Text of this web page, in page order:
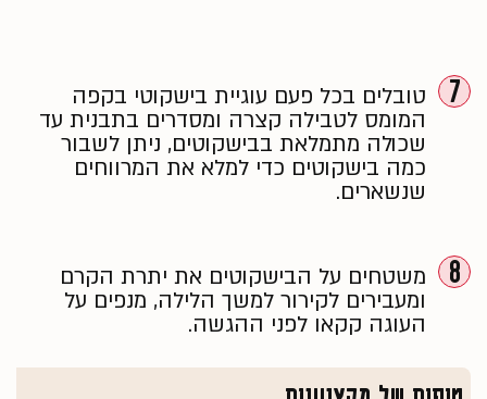
7
טובלים בכל פעם עוגיית בישקוטי בקפה
המומס לטבילה קצרה ומסדרים בתבנית עד
שכולה מתמלאת בבישקוטים, ניתן לשבור
כמה בישקוטים כדי למלא את המרווחים
שנשארים.
8
משטחים על הבישקוטים את יתרת הקרם
ומעבירים לקירור למשך הלילה, מנפים על
העוגה קקאו לפני ההגשה.